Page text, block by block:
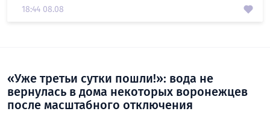
18:44 08.08
«Уже третьи сутки пошли!»: вода не
вернулась в дома некоторых воронежцев
после масштабного отключения